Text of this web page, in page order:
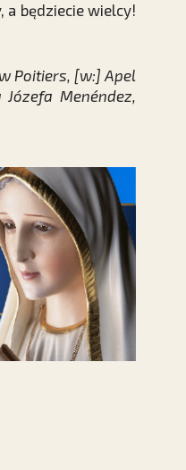
a będziecie wielcy!
Poitiers, [w:] Apel
Menéndez,